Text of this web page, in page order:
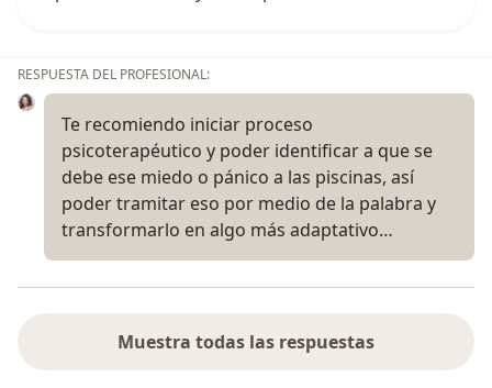
RESPUESTA DEL PROFESIONAL:
Te recomiendo iniciar proceso
psicoterapéutico y poder identificar a que se
debe ese miedo o pánico a las piscinas, así
poder tramitar eso por medio de la palabra y
transformarlo en algo más adaptativo…
Muestra todas las respuestas